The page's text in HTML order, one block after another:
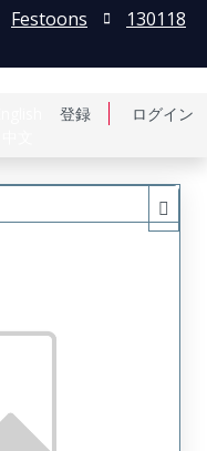
登録 ログイン
Festoons
130118